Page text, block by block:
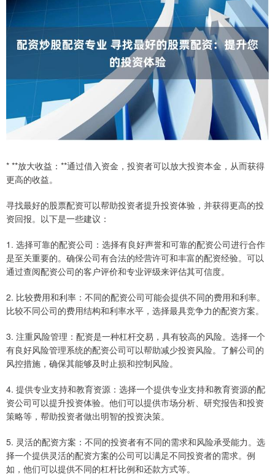
* **放大收益：**通过借入资金，投资者可以放大投资本金，从而获得
更高的收益。
寻找最好的股票配资可以帮助投资者提升投资体验，并获得更高的投
资回报。以下是一些建议：
1. 选择可靠的配资公司：选择有良好声誉和可靠的配资公司进行合作
是至关重要的。确保公司有合法的经营许可和丰富的配资经验。可以
通过查阅配资公司的客户评价和专业评级来评估其可信度。
2. 比较费用和利率：不同的配资公司可能会提供不同的费用和利率。
比较不同公司的费用结构和利率水平，选择最具竞争力的配资方案。
3. 注重风险管理：配资是一种杠杆交易，具有较高的风险。选择一个
有良好风险管理系统的配资公司可以帮助减少投资风险。了解公司的
风控措施，确保其能够及时止损和控制风险。
4. 提供专业支持和教育资源：选择一个提供专业支持和教育资源的配
资公司可以提升投资体验。他们可以提供市场分析、研究报告和投资
策略等，帮助投资者做出明智的投资决策。
5. 灵活的配资方案：不同的投资者有不同的需求和风险承受能力。选
择一个提供灵活的配资方案的公司可以满足不同投资者的需求。例
如，他们可以提供不同的杠杆比例和还款方式等。